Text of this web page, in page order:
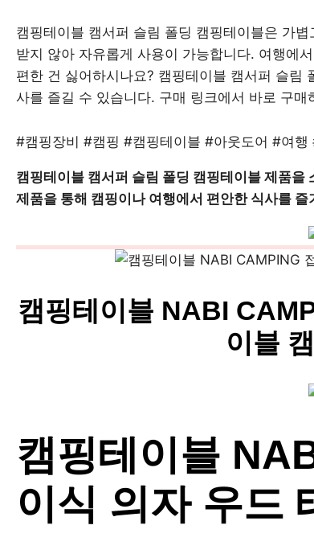
캠핑테이블 캠서퍼 슬림 폴딩 캠핑테이블은 가
받지 않아 자유롭게 사용이 가능합니다. 여행에
편한 건 싫어하시나요? 캠핑테이블 캠서퍼 슬림
사를 즐길 수 있습니다. 구매 링크에서 바로 구매
#캠핑장비 #캠핑 #캠핑테이블 #아웃도어 #여행
캠핑테이블 캠서퍼 슬림 폴딩 캠핑테이블 제품을
제품을 통해 캠핑이나 여행에서 편안한 식사를 즐
캠핑테이블 NABI
이블
캠핑테이블
이식 의자 우드